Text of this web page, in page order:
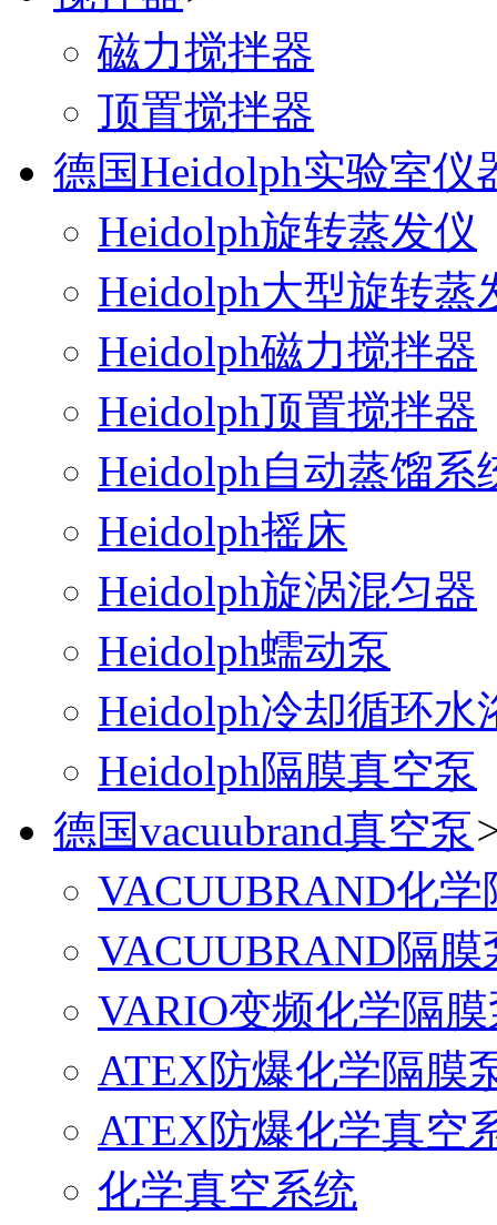
磁力搅拌器
顶置搅拌器
德国Heidolph实验室仪
Heidolph旋转蒸发仪
Heidolph大型旋转蒸
Heidolph磁力搅拌器
Heidolph顶置搅拌器
Heidolph自动蒸馏系
Heidolph摇床
Heidolph旋涡混匀器
Heidolph蠕动泵
Heidolph冷却循环水
Heidolph隔膜真空泵
德国vacuubrand真空泵
VACUUBRAND化学
VACUUBRAND隔膜
VARIO变频化学隔
ATEX防爆化学隔膜
ATEX防爆化学真空
化学真空系统